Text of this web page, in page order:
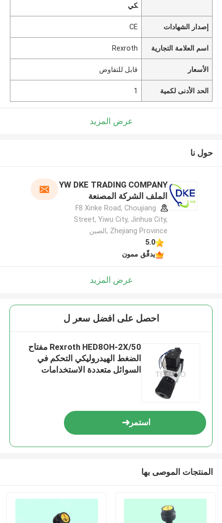
كي
إصدار الشهادات CE
اسم العلامة التجارية Rexroth
الأسعار قابل للتفاوض
الحد الأدنى لكمية 1
عرض المزيد
حول نا
YW DKE TRADING COMPANY
الملف الشركة المصنعة
F8 Xinke Road, Choujiang
Street, Yiwu City, Jinhua City,
Zhejiang Province ,الصين
5.0
يدقّق ممون
عرض المزيد
احصل على افضل سعر ل
Rexroth HED8OH-2X/50 مفتاح
الضغط الهيدروليكي التحكم في
السوائل متعددة الاستخدامات
استمر
المنتجات الموصى بها